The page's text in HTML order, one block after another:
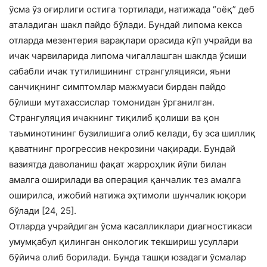
ўсма ўз оғирлиги остига тортилади, натижада “оёқ” деб
аталадиган шакл пайдо бўлади. Бундай липома кекса
отларда мезентерия варақлари орасида кўп учрайди ва
ичак чарвиларида липома чигаллашган шаклда ўсиши
сабабли ичак тутилишининг странгуляцияси, яъни
санчиқнинг симптомлар мажмуаси бирдан пайдо
бўлиши мутахассислар томонидан ўрганилган.
Странгуляция ичакнинг тиқилиб қолиши ва қон
таъминотининг бузилишига олиб келади, бу эса шиллиқ
қаватнинг прогрессив некрозини чақиради. Бундай
вазиятда даволаниш фақат жарроҳлик йўли билан
амалга оширилади ва операция қанчалик тез амалга
оширилса, ижобий натижа эҳтимоли шунчалик юқори
бўлади [24, 25].
Отларда учрайдиган ўсма касалликлари диагностикаси
умумқабул қилинган онкологик текшириш усуллари
бўйича олиб борилади. Бунда ташқи юзадаги ўсмалар